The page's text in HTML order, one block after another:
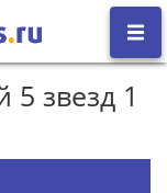
звезд 1